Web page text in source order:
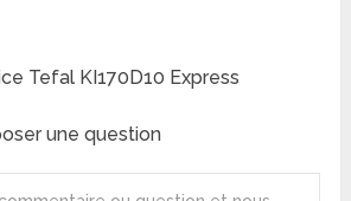
Tefal KI170D10 Express
une question